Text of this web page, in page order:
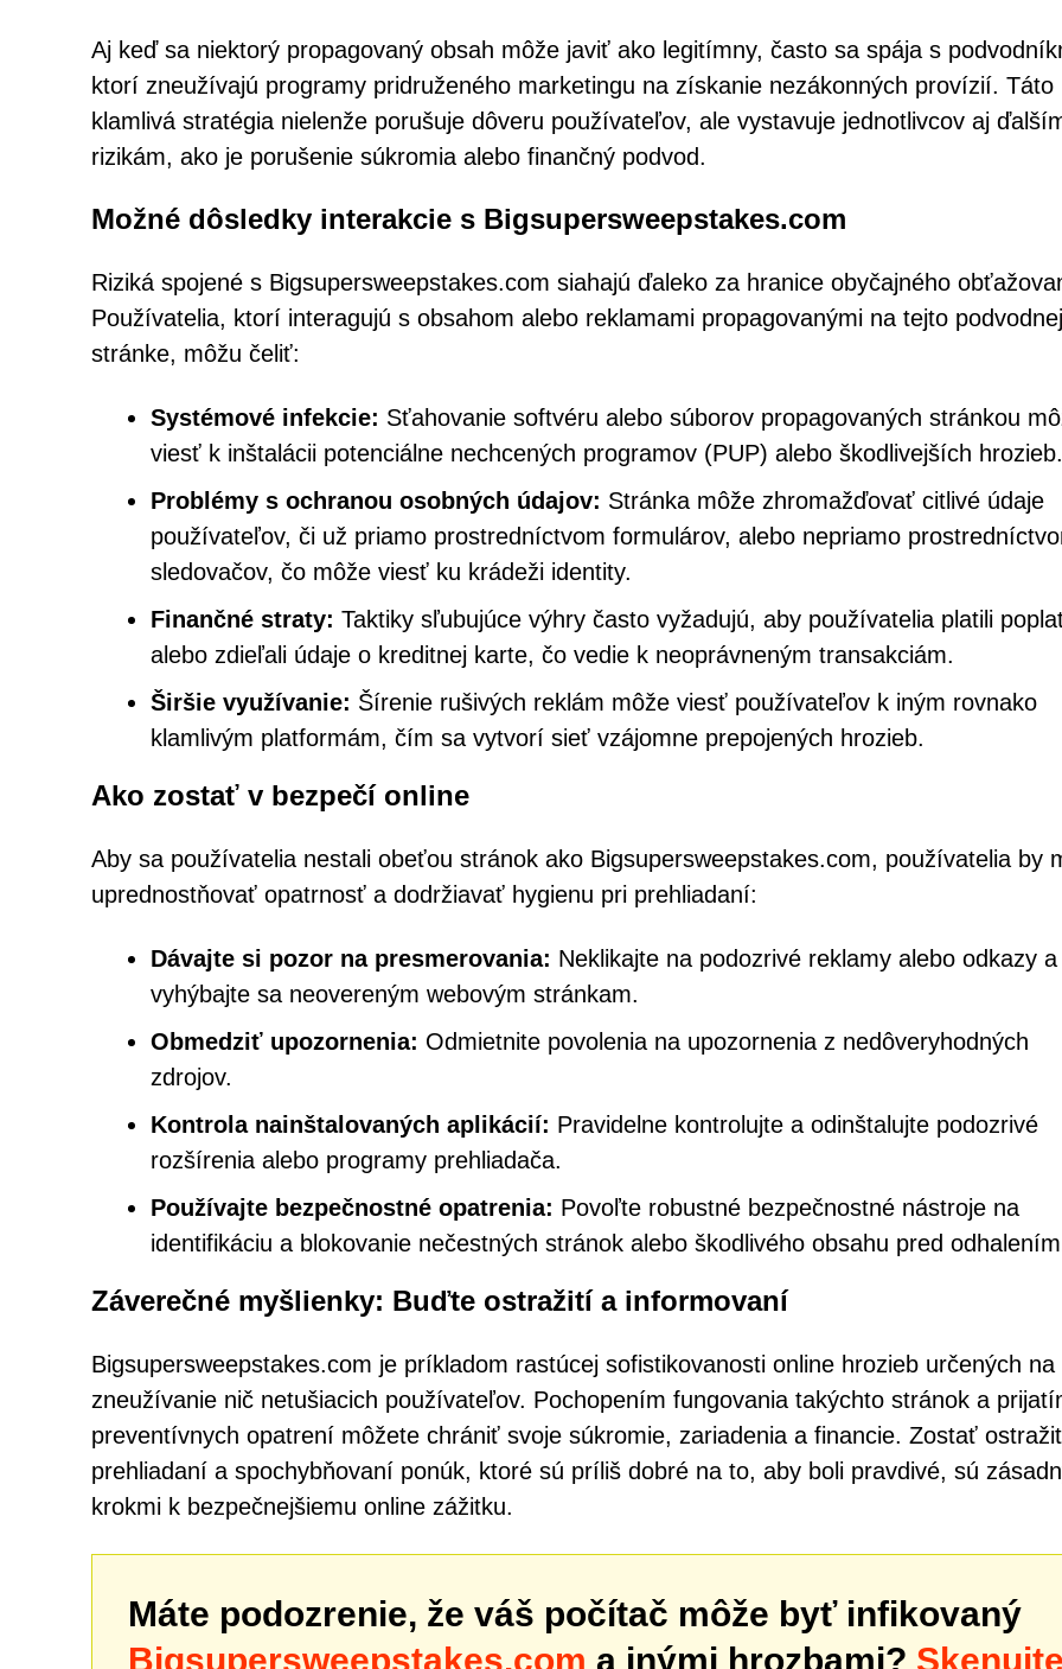
Aj keď sa niektorý propagovaný obsah môže javiť ako legitímny, často sa spája s
ktorí zneužívajú programy pridruženého marketingu na získanie nezákonných provízií. Táto
klamlivá stratégia nielenže porušuje dôveru používateľov, ale vystavuje jednotlivcov aj
rizikám, ako je porušenie súkromia alebo finančný podvod.
Možné dôsledky interakcie s Bigsupersweepstakes.com
Riziká spojené s Bigsupersweepstakes.com siahajú ďaleko za hranice obyčajného
Používatelia, ktorí interagujú s obsahom alebo reklamami propagovanými na tejto podvodnej
stránke, môžu čeliť:
Systémové infekcie: Sťahovanie softvéru alebo súborov propagovaných stránkou
viesť k inštalácii potenciálne nechcených programov (PUP) alebo škodlivejších hrozieb.
Problémy s ochranou osobných údajov: Stránka môže zhromažďovať citlivé údaje
používateľov, či už priamo prostredníctvom formulárov, alebo nepriamo
sledovačov, čo môže viesť ku krádeži identity.
Finančné straty: Taktiky sľubujúce výhry často vyžadujú, aby používatelia platili
alebo zdieľali údaje o kreditnej karte, čo vedie k neoprávneným transakciám.
Širšie využívanie: Šírenie rušivých reklám môže viesť používateľov k iným rovnako
klamlivým platformám, čím sa vytvorí sieť vzájomne prepojených hrozieb.
Ako zostať v bezpečí online
Aby sa používatelia nestali obeťou stránok ako Bigsupersweepstakes.com, používatelia by
uprednostňovať opatrnosť a dodržiavať hygienu pri prehliadaní:
Dávajte si pozor na presmerovania: Neklikajte na podozrivé reklamy alebo odkazy a
vyhýbajte sa neovereným webovým stránkam.
Obmedziť upozornenia: Odmietnite povolenia na upozornenia z nedôveryhodných
zdrojov.
Kontrola nainštalovaných aplikácií: Pravidelne kontrolujte a odinštalujte podozrivé
rozšírenia alebo programy prehliadača.
Používajte bezpečnostné opatrenia: Povoľte robustné bezpečnostné nástroje na
identifikáciu a blokovanie nečestných stránok alebo škodlivého obsahu pred
Záverečné myšlienky: Buďte ostražití a informovaní
Bigsupersweepstakes.com je príkladom rastúcej sofistikovanosti online hrozieb určených na
zneužívanie nič netušiacich používateľov. Pochopením fungovania takýchto stránok a
preventívnych opatrení môžete chrániť svoje súkromie, zariadenia a financie. Zostať
prehliadaní a spochybňovaní ponúk, ktoré sú príliš dobré na to, aby boli pravdivé, sú
krokmi k bezpečnejšiemu online zážitku.
Máte podozrenie, že váš počítač môže byť infikovaný
Bigsupersweepstakes.com a inými hrozbami? Skenujte